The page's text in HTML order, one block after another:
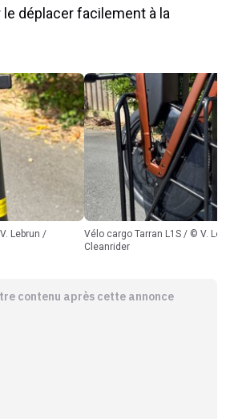
déplacer facilement à la
Vélo cargo Tarran L1S / © V. Lebrun /
Cleanrider
contenu après cette annonce